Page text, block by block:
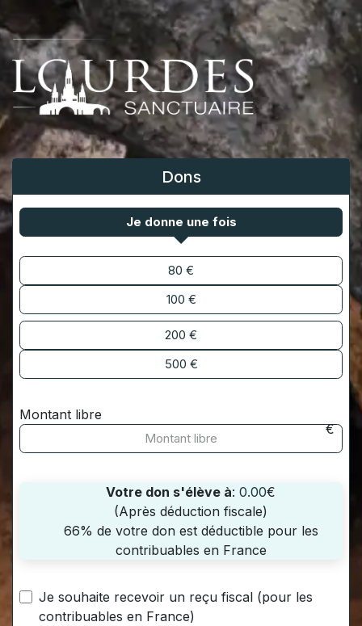
Se rendre au contenu
Dons
Je donne une fois
80 €
100 €
200 €
500 €
Montant libre
€
Votre don s'élève à: 0.00€
(Après déduction fiscale)
66% de votre don est déductible pour les
contribuables en France
Je souhaite recevoir un reçu fiscal (pour les
contribuables en France)